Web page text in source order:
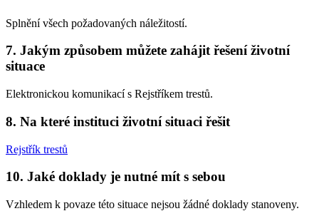
Splnění všech požadovaných náležitostí.
7. Jakým způsobem můžete zahájit řešení životní
situace
Elektronickou komunikací s Rejstříkem trestů.
8. Na které instituci životní situaci řešit
Rejstřík trestů
10. Jaké doklady je nutné mít s sebou
Vzhledem k povaze této situace nejsou žádné doklady stanoveny.